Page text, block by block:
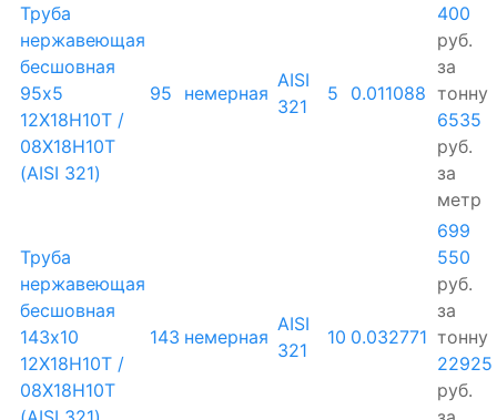
Труба
нержавеющая
бесшовная
95х5
12Х18Н10Т /
08Х18Н10Т
(AISI 321)
95 немерная
AISI
321
5 0.011088
400
руб.
за
тонну
6535
руб.
за
метр
Труба
нержавеющая
бесшовная
143х10
12Х18Н10Т /
08Х18Н10Т
143 немерная
AISI
321
10 0.032771
699
550
руб.
за
тонну
22925
руб.